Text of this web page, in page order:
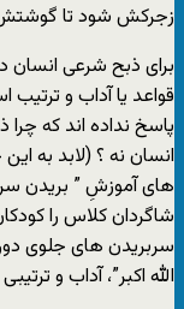
زجرکش شود تا
برای ذبح شرعی انسان
قواعد یا آداب و
پاسخ نداده اند که چرا
انسان نه ؟ (لابد به
های آموزشِ ” بریدن
سربریدن های جلوی
الله اکبر”، آداب و